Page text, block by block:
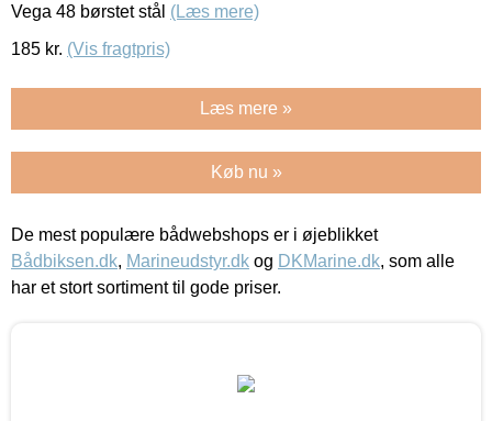
Vega 48 børstet stål (Læs mere)
185 kr. (Vis fragtpris)
Læs mere »
Køb nu »
De mest populære bådwebshops er i øjeblikket
Bådbiksen.dk, Marineudstyr.dk og DKMarine.dk, som alle
har et stort sortiment til gode priser.